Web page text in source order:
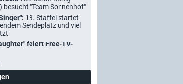
besucht "Team Sonnenhof"
13. Staffel startet
Sendeplatz und viel
feiert Free-TV-